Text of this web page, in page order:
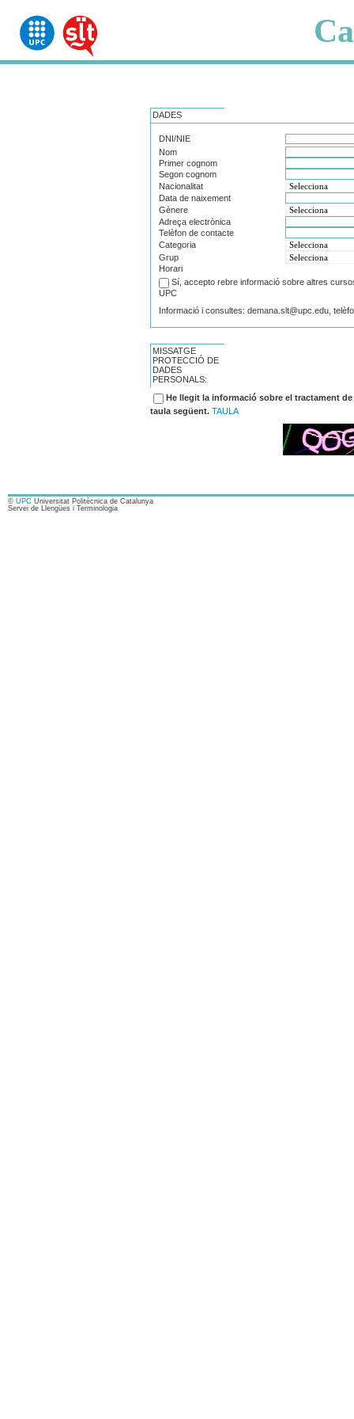
DADES
DNI/NIE
Nom
Primer cognom
Segon cognom
Nacionalitat
Data de naixement
Gènere
Adreça electrònica
Telèfon de contacte
Categoria
Grup
Horari
Sí, accepto rebre informació sobre altres
UPC
Informació i consultes: demana.slt@upc.edu,
MISSATGE
PROTECCIÓ DE
DADES
PERSONALS:
He llegit la informació sobre el tractament
taula següent. TAULA
© UPC Universitat Politècnica de Catalunya
Servei de Llengües i Terminologia